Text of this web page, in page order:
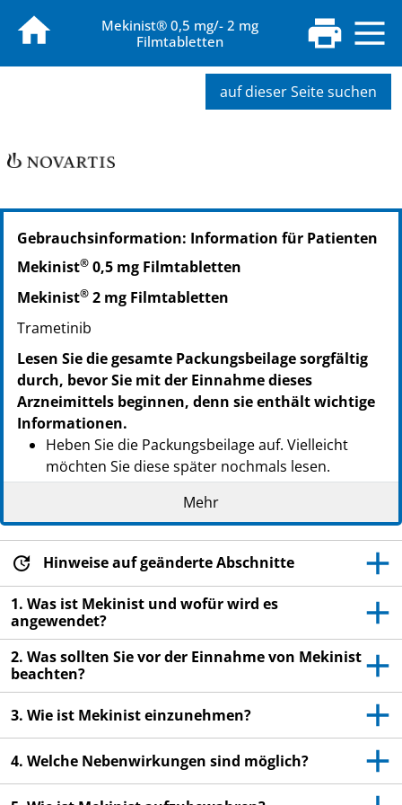
Mekinist® 0,5 mg/- 2 mg
Filmtabletten
auf dieser Seite suchen
PZN: 11295429
PPN: 111129542909
NTIN: 04150112954299
Gebrauchsinformation: Information für Patienten
Mekinist® 0,5 mg Filmtabletten
Mekinist® 2 mg Filmtabletten
Trametinib
Lesen Sie die gesamte Packungsbeilage sorgfältig
durch, bevor Sie mit der Einnahme dieses
Arzneimittels beginnen, denn sie enthält wichtige
Informationen.
Heben Sie die Packungsbeilage auf. Vielleicht
möchten Sie diese später nochmals lesen.
Wenn Sie weitere Fragen haben, wenden Sie sich
an Ihren Arzt, Apotheker oder das medizinische
Fachpersonal.
Dieses Arzneimittel wurde Ihnen persönlich
verschrieben. Geben Sie es nicht an Dritte weiter.
Es kann anderen Menschen schaden, auch wenn
diese die gleichen Beschwerden haben wie Sie.
Wenn Sie Nebenwirkungen bemerken, wenden Sie
sich an Ihren Arzt, Apotheker oder das
medizinische Fachpersonal. Dies gilt auch für
Packungsbeilage angegeben sind. Siehe Abschnitt
Mehr
Hinweise auf geänderte Abschnitte
1. Was ist Mekinist und wofür wird es
angewendet?
2. Was sollten Sie vor der Einnahme von Mekinist
beachten?
3. Wie ist Mekinist einzunehmen?
4. Welche Nebenwirkungen sind möglich?